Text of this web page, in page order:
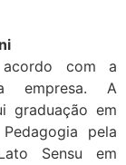
com a
empresa. A
graduação em
pela
Sensu em